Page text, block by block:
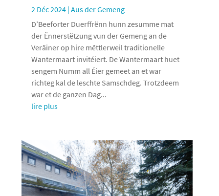
2 Déc 2024| Aus der Gemeng
D’Beeforter Duerffrënn hunn zesumme mat
der Ënnerstëtzung vun der Gemeng an de
Veräiner op hire mëttlerweil traditionelle
Wantermaart invitéiert. De Wantermaart huet
sengem Numm all Éier gemeet an et war
richteg kal de leschte Samschdeg. Trotzdeem
war et de ganzen Dag...
lire plus